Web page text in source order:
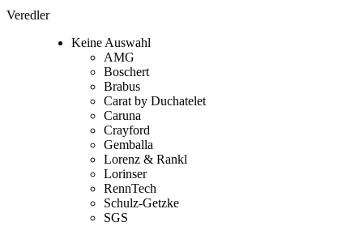
Veredler
Keine Auswahl
AMG
Boschert
Brabus
Carat by Duchatelet
Caruna
Crayford
Gemballa
Lorenz & Rankl
Lorinser
RennTech
Schulz-Getzke
SGS